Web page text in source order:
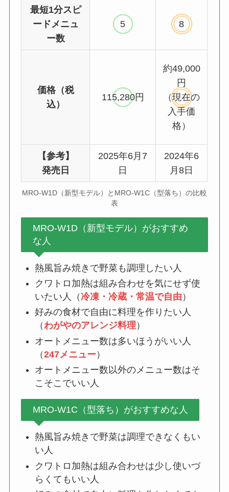
最短1分スピ
ードメニュ
ー数
5 8
価格（税
込）
115,280円
約49,000
円
（現在の
入手価
格）
【参考】
発売日
2025年6月7
日
2024年6
月8日
MRO-W1D（新型モデル）とMRO-W1C（型落ち）の比較
表
MRO-W1D（新型モデル）がおすすめ
な人
熱風旨み焼きで野菜も調理したい人
クワトロ加熱は組み合わせを気にせず使
いたい人（冷凍・冷蔵・常温で自由 ）
好みの食材で自由に料理を作りたい人
（わがやのアレンジ料理 ）
オートメニュー数は多いほうがいい人
（247メニュー ）
オートメニュー数以外のメニュー数はそ
こそこでいい人
MRO-W1C（型落ち）がおすすめな人
熱風旨み焼きで野菜は調理できなくもい
い人
クワトロ加熱は組み合わせは少し使いづ
らくてもいい人